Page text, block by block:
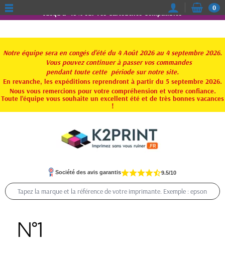
Jusqu'à -15% sur vos Cartouches Compatibles
Notre équipe sera en congés d'été du 4 Août 2026 au 4 septembre 2026.
Vous pouvez continuer à passer vos commandes
pendant toute cette période sur notre site.
En revanche, les expéditions reprendront à partir du 5 septembre 2026.
Nous vous remercions pour votre compréhension et votre confiance.
Toute l'équipe vous souhaite un excellent été et de très bonnes vacances
!
0
Société des avis garantis 9.5/10
N°1